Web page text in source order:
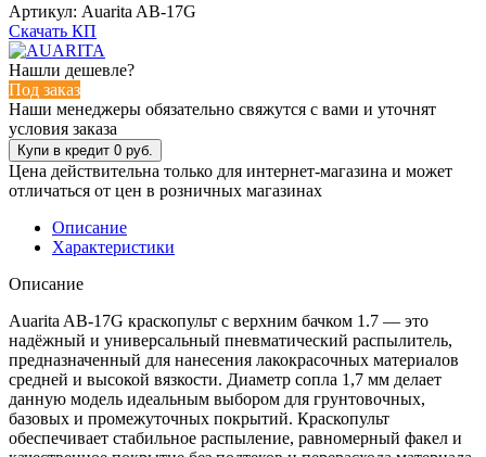
Артикул: Auarita AB-17G
Скачать КП
Нашли дешевле?
Под заказ
Наши менеджеры обязательно свяжутся с вами и уточнят
условия заказа
Цена действительна только для интернет-магазина и может
отличаться от цен в розничных магазинах
Описание
Характеристики
Описание
Auarita AB-17G краскопульт с верхним бачком 1.7 — это
надёжный и универсальный пневматический распылитель,
предназначенный для нанесения лакокрасочных материалов
средней и высокой вязкости. Диаметр сопла 1,7 мм делает
данную модель идеальным выбором для грунтовочных,
базовых и промежуточных покрытий. Краскопульт
обеспечивает стабильное распыление, равномерный факел и